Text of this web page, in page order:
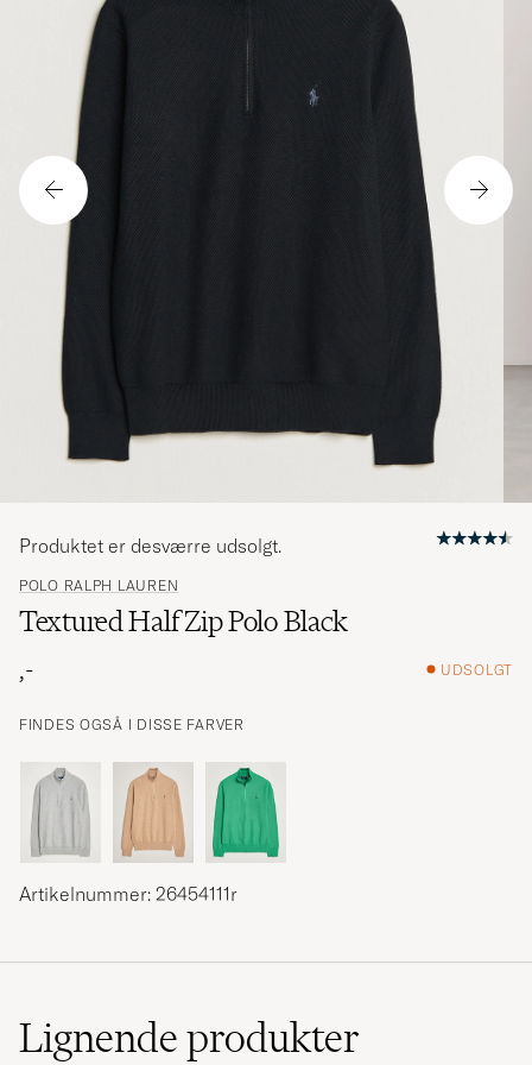
POLO RALPH LAUREN
Textured Half Zip Polo Black
,-
UDSOLGT
FINDES OGSÅ I DISSE FARVER
Produktet er desværre udsolgt.
Artikelnummer: 26454111r
Lignendeprodukter